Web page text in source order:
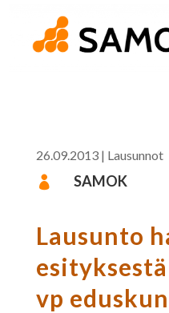
26.09.2013| Lausunnot
 SAMOK
Lausunto
vp